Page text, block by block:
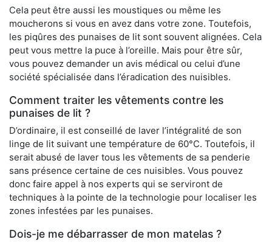
Cela peut être aussi les moustiques ou même les
moucherons si vous en avez dans votre zone. Toutefois,
les piqûres des punaises de lit sont souvent alignées. Cela
peut vous mettre la puce à l’oreille. Mais pour être sûr,
vous pouvez demander un avis médical ou celui d’une
société spécialisée dans l’éradication des nuisibles.
Comment traiter les vêtements contre les
punaises de lit ?
D’ordinaire, il est conseillé de laver l’intégralité de son
linge de lit suivant une température de 60°C. Toutefois, il
serait abusé de laver tous les vêtements de sa penderie
sans présence certaine de ces nuisibles. Vous pouvez
donc faire appel à nos experts qui se serviront de
techniques à la pointe de la technologie pour localiser les
zones infestées par les punaises.
Dois-je me débarrasser de mon matelas ?